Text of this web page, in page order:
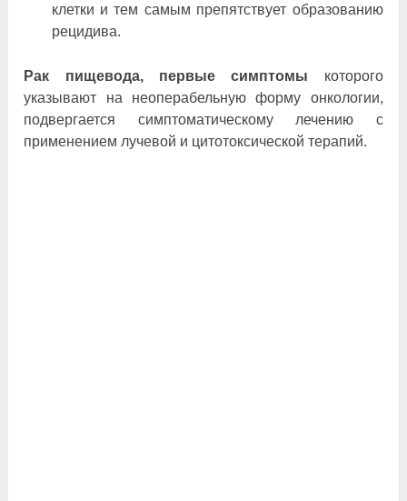
клетки и тем самым препятствует образованию
рецидива.
Рак пищевода, первые симптомы которого
указывают на неоперабельную форму онкологии,
подвергается симптоматическому лечению с
применением лучевой и цитотоксической терапий.